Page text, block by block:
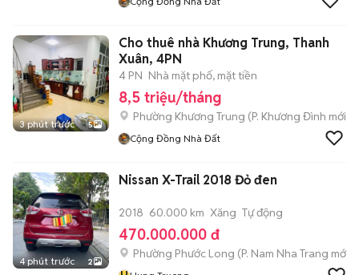
3 phút trước 5
Cho thuê nhà Khương Trung, Thanh
Xuân, 4PN
4 PN Nhà mặt phố, mặt tiền
8,5 triệu/tháng
Phường Khương Trung (P. Khương Đình mới)
Cộng Đồng Nhà Đất
4 phút trước 2
Nissan X-Trail 2018 Đỏ đen
2018 60.000 km Xăng Tự động
470.000.000 đ
Phường Phước Long (P. Nam Nha Trang mới)